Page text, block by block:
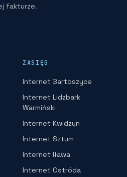
fakturze.
ZASIĘG
Internet Bartoszyce
Internet Lidzbark
Warmiński
Internet Kwidzyn
Internet Sztum
Internet Iława
Internet Ostróda